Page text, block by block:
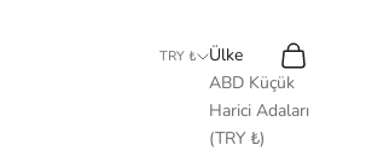
TRY ₺
Ülke
ABD Küçük
Harici Adaları
(TRY ₺)
Sepet